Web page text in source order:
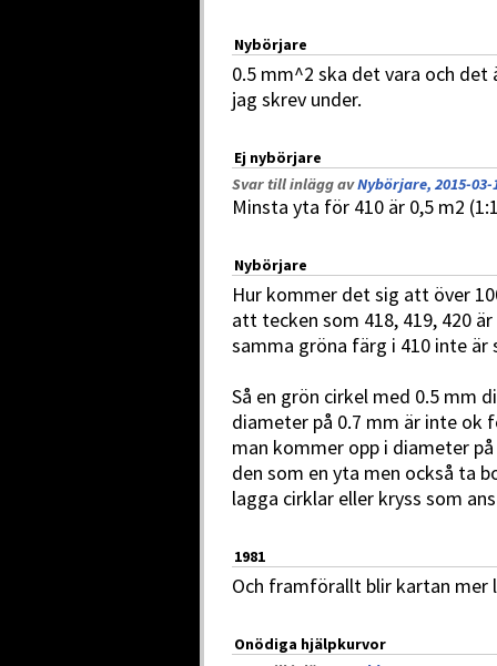
Nybörjare
0.5 mm^2 ska det vara och
jag skrev under.
Ej nybörjare
Svar till inlägg avNybörjare, 2015-03-
Minsta yta för 410 är 0,5 m2
Nybörjare
Hur kommer det sig att över
att tecken som 418, 419, 420
samma gröna färg i 410 inte är
Så en grön cirkel med 0.5 mm
diameter på 0.7 mm är inte ok
man kommer opp i diameter
den som en yta men också ta
lagga cirklar eller kryss som
1981
Och framförallt blir kartan mer
Onödiga hjälpkurvor